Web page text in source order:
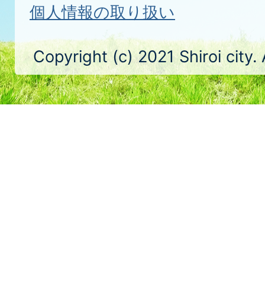
個人情報の取り扱い
Copyright (c) 2021 Shiroi city.